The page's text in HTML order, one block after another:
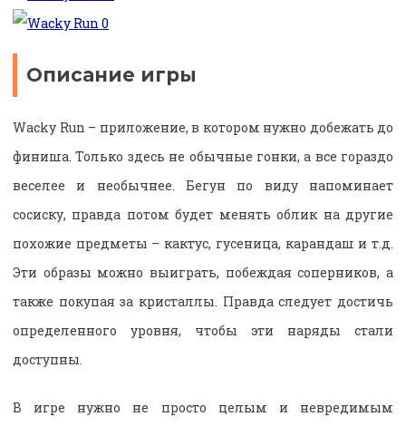
Описание игры
Wacky Run – приложение, в котором нужно добежать до
финиша. Только здесь не обычные гонки, а все гораздо
веселее и необычнее. Бегун по виду напоминает
сосиску, правда потом будет менять облик на другие
похожие предметы – кактус, гусеница, карандаш и т.д.
Эти образы можно выиграть, побеждая соперников, а
также покупая за кристаллы. Правда следует достичь
определенного уровня, чтобы эти наряды стали
доступны.
В игре нужно не просто целым и невредимым